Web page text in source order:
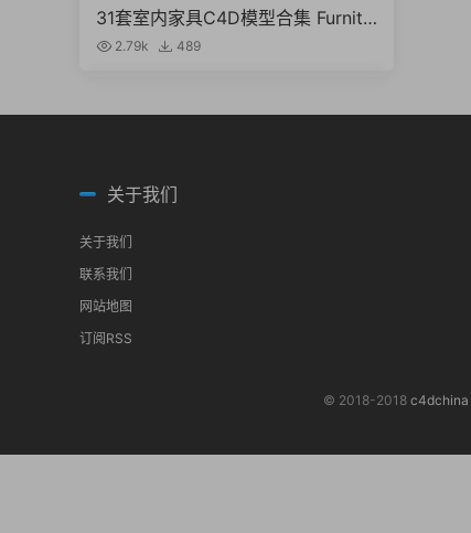
31套室内家具C4D模型合集 Furnitu
re 2.79k 489
关于我们
关于我们
联系我们
网站地图
订阅RSS
© 2018-2018 c4dchina